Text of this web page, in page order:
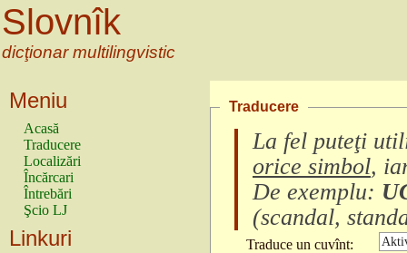
Slovnîk
dicţionar multilingvistic
Meniu
Acasă
Traducere
Localizări
Încărcari
Întrebări
Şcio LJ
Linkuri
Traducere
La fel puteţi
orice simbol,
De exemplu:
(scandal,
Traduce un cuvînt: